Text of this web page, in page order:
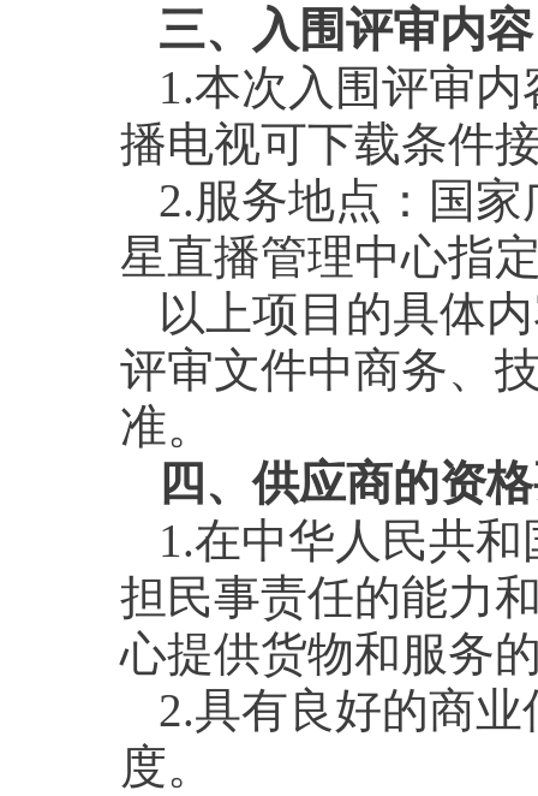
三、入围评审内容
1.本次入围评审
播电视可下载条件
2.服务地点：国
星直播管理中心指
以上项目的具体
评审文件中商务、
准。
四、供应商的资
1.在中华人民共
担民事责任的能力
心提供货物和服务
2.具有良好的商
度。